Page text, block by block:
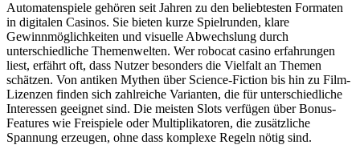
Automatenspiele gehören seit Jahren zu den beliebtesten Formaten
in digitalen Casinos. Sie bieten kurze Spielrunden, klare
Gewinnmöglichkeiten und visuelle Abwechslung durch
unterschiedliche Themenwelten. Wer robocat casino erfahrungen
liest, erfährt oft, dass Nutzer besonders die Vielfalt an Themen
schätzen. Von antiken Mythen über Science-Fiction bis hin zu Film-
Lizenzen finden sich zahlreiche Varianten, die für unterschiedliche
Interessen geeignet sind. Die meisten Slots verfügen über Bonus-
Features wie Freispiele oder Multiplikatoren, die zusätzliche
Spannung erzeugen, ohne dass komplexe Regeln nötig sind.